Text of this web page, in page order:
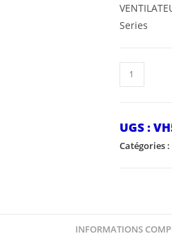
Series
UGS :
Catégories :
INFORMATIONS